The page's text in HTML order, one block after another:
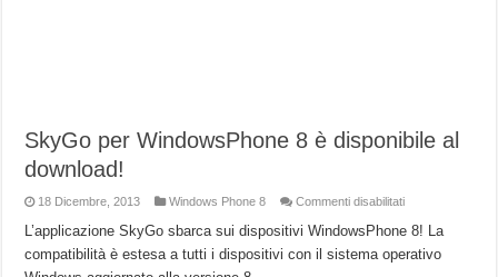
SkyGo per WindowsPhone 8 è disponibile al
download!
18 Dicembre, 2013 Windows Phone 8 Commenti disabilitatisu
per
8
L’applicazione SkyGo sbarca sui dispositivi WindowsPhone 8! La
compatibilità è estesa a tutti i dispositivi con il sistema operativo